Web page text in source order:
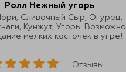
Отзывы
Ролл Нежный угорь
Сливочный Сыр, Огурец,
Кунжут, Угорь. Возможно
мелких косточек в угре!